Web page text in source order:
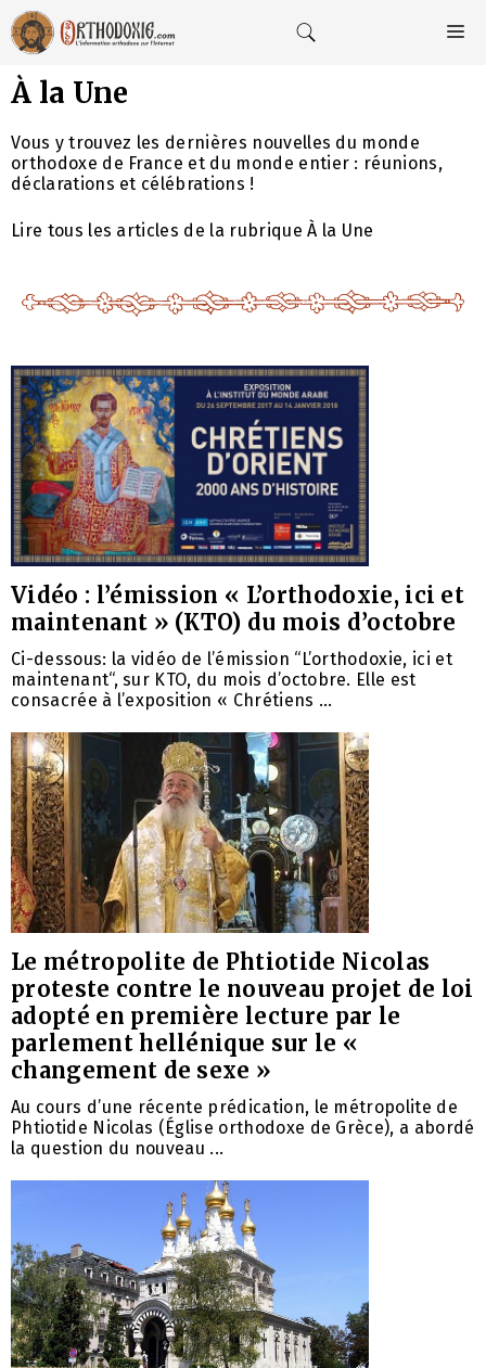
Aller
au
contenu
À la Une
Vous y trouvez les dernières nouvelles du monde
orthodoxe de France et du monde entier : réunions,
déclarations et célébrations !
Lire tous les articles de la rubrique À la Une
Vidéo : l’émission « L’orthodoxie, ici et
maintenant » (KTO) du mois d’octobre
Ci-dessous: la vidéo de l’émission “L’orthodoxie, ici et
maintenant“, sur KTO, du mois d’octobre. Elle est
consacrée à l’exposition « Chrétiens ...
Le métropolite de Phtiotide Nicolas
proteste contre le nouveau projet de loi
adopté en première lecture par le
parlement hellénique sur le «
changement de sexe »
Au cours d’une récente prédication, le métropolite de
Phtiotide Nicolas (Église orthodoxe de Grèce), a abordé
la question du nouveau ...